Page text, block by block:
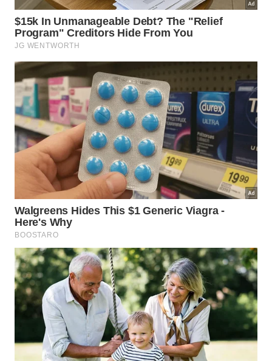
Como recuperar a concentração e o
equilíbrio mental?
alertas não essenciais são estratégias fundamentais
para quem deseja reduzir a fragmentação da mente
e melhorar a qualidade de vida. Ao retomar a
autonomia sobre o próprio tempo, o indivíduo
consegue vivenciar as experiências presentes com
muito mais intensidade e clareza, eliminando o ruído
constante causado pelas demandas externas
virtuais.
Para implementar uma rotina mais equilibrada e
menos dependente das telas, algumas mudanças
práticas podem ser adotadas gradualmente para
transformar o estilo de vida atual. É preciso cultivar
a paciência e a disciplina para que a tecnologia
volte a ser uma ferramenta de auxílio, permitindo
que a atenção seja direcionada ao que realmente
importa em cada momento.
Referências: APA PsycNet FullTextHTML page